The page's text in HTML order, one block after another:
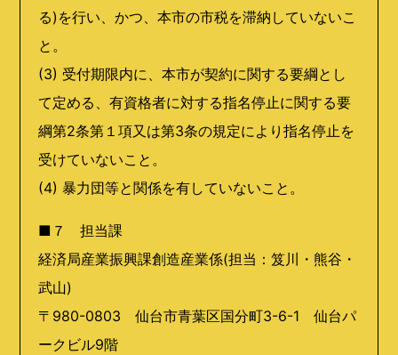
る)を行い、かつ、本市の市税を滞納していないこ
と。
(3) 受付期限内に、本市が契約に関する要綱とし
て定める、有資格者に対する指名停止に関する要
綱第2条第１項又は第3条の規定により指名停止を
受けていないこと。
(4) 暴力団等と関係を有していないこと。
■７ 担当課
経済局産業振興課創造産業係(担当：笈川・熊谷・
武山)
〒980-0803 仙台市青葉区国分町3-6-1 仙台パ
ークビル9階